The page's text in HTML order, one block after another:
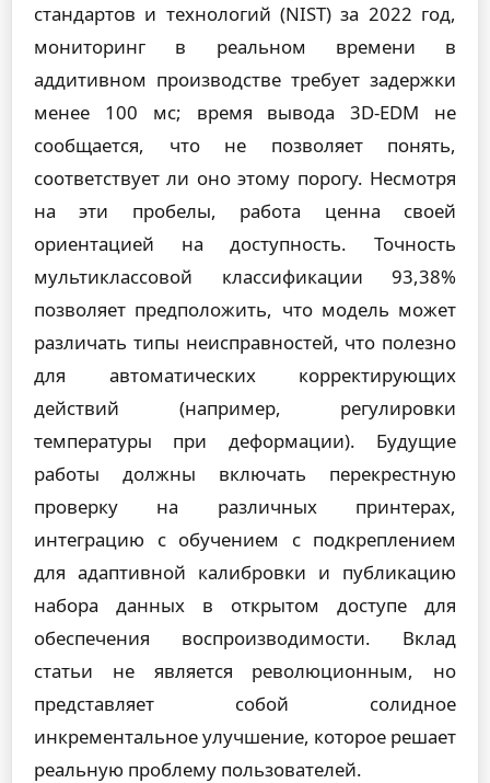
стандартов и технологий (NIST) за 2022 год,
мониторинг в реальном времени в
аддитивном производстве требует задержки
менее 100 мс; время вывода 3D-EDM не
сообщается, что не позволяет понять,
соответствует ли оно этому порогу. Несмотря
на эти пробелы, работа ценна своей
ориентацией на доступность. Точность
мультиклассовой классификации 93,38%
позволяет предположить, что модель может
различать типы неисправностей, что полезно
для автоматических корректирующих
действий (например, регулировки
температуры при деформации). Будущие
работы должны включать перекрестную
проверку на различных принтерах,
интеграцию с обучением с подкреплением
для адаптивной калибровки и публикацию
набора данных в открытом доступе для
обеспечения воспроизводимости. Вклад
статьи не является революционным, но
представляет собой солидное
инкрементальное улучшение, которое решает
реальную проблему пользователей.